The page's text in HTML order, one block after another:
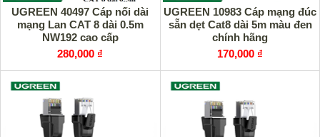
UGREEN 40497 Cáp nối dài
mạng Lan CAT 8 dài 0.5m
NW192 cao cấp
280,000 ₫
UGREEN 10983 Cáp mạng đúc
sẵn dẹt Cat8 dài 5m màu đen
chính hãng
170,000 ₫